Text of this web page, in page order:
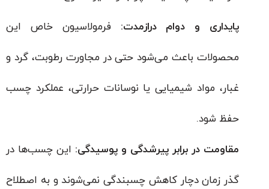
پایداری و دوام درازمدت:فرمولاسیون خاص این
محصولات باعث می‌شود حتی در مجاورت رطوبت، گرد و
غبار، مواد شیمیایی یا نوسانات حرارتی، عملکرد چسب
حفظ شود.
مقاومت در برابر پیرشدگی و پوسیدگی:این چسب‌ها در
گذر زمان دچار کاهش چسبندگی نمی‌شوند و به اصطلاح